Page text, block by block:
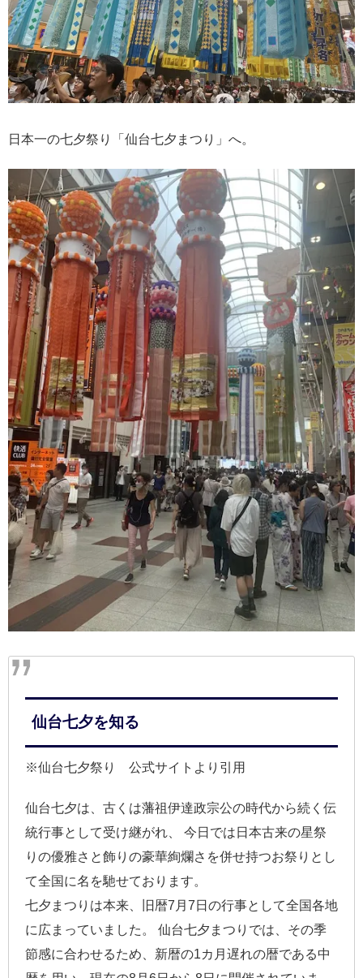
日本一の七夕祭り「仙台七夕まつり」へ。
仙台七夕を知る
※仙台七夕祭り 公式サイトより引用
仙台七夕は、古くは藩祖伊達政宗公の時代から続く伝
統行事として受け継がれ、 今日では日本古来の星祭
りの優雅さと飾りの豪華絢爛さを併せ持つお祭りとし
て全国に名を馳せております。
七夕まつりは本来、旧暦7月7日の行事として全国各地
に広まっていました。 仙台七夕まつりでは、その季
節感に合わせるため、新暦の1カ月遅れの暦である中